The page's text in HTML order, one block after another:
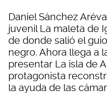
Daniel Sánchez
juvenil La maleta de
de donde salió el
negro. Ahora llega a
presentar La isla de
protagonista
la ayuda de las